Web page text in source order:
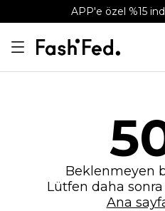
APP'e özel %15
Beklenmeyen
Lütfen daha
Ana